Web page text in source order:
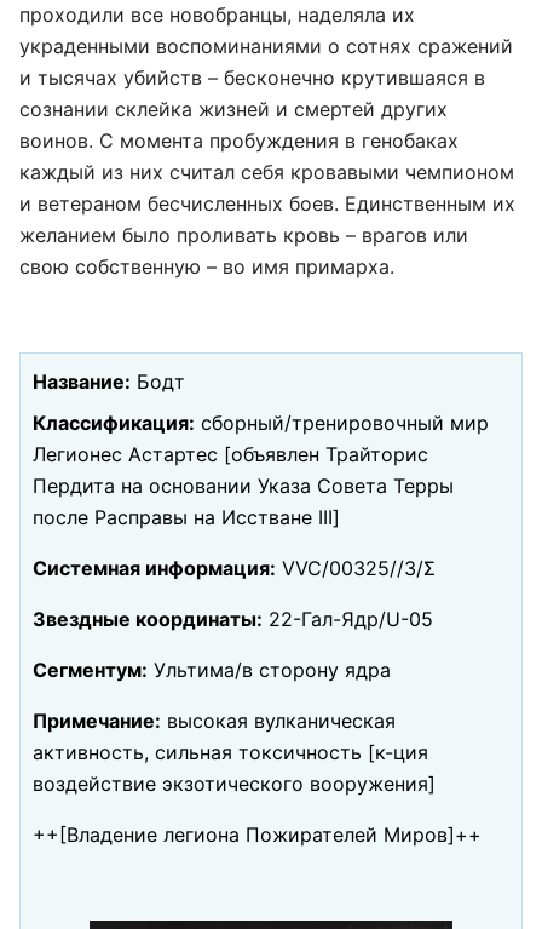
проходили все новобранцы, наделяла их
украденными воспоминаниями о сотнях сражений
и тысячах убийств – бесконечно крутившаяся в
сознании склейка жизней и смертей других
воинов. С момента пробуждения в генобаках
каждый из них считал себя кровавыми чемпионом
и ветераном бесчисленных боев. Единственным их
желанием было проливать кровь – врагов или
свою собственную – во имя примарха.
Название: Бодт
Классификация: сборный/тренировочный мир
Легионес Астартес [объявлен Трайторис
Пердита на основании Указа Совета Терры
после Расправы на Исстване III]
Системная информация: VVC/00325//З/Ʃ
Звездные координаты: 22-Гал-Ядр/U-05
Сегментум: Ультима/в сторону ядра
Примечание: высокая вулканическая
активность, сильная токсичность [к-ция
воздействие экзотического вооружения]
++[Владение легиона Пожирателей Миров]++